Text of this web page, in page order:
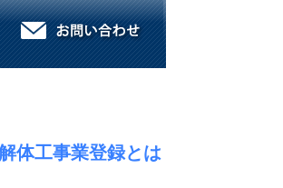
体工事業登録とは